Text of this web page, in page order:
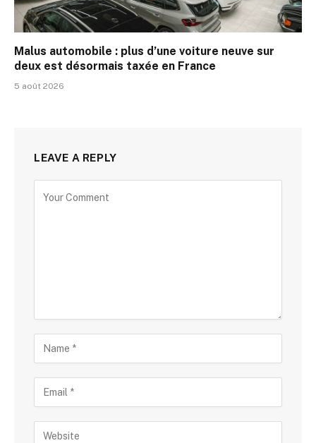
Malus automobile : plus d’une voiture neuve sur
deux est désormais taxée en France
5 août 2026
LEAVE A REPLY